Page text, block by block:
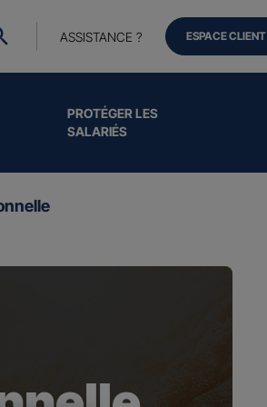
PROTÉGER LES
SALARIÉS
ASSISTANCE ? ESPACE CLIENT